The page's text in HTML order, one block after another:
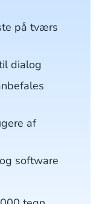
på tværs
dialog
af
software